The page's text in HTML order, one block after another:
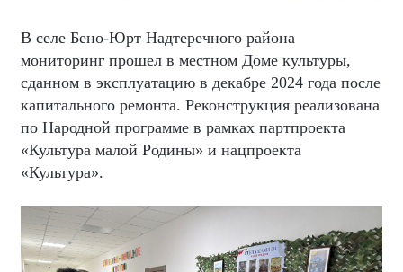
В селе Бено-Юрт Надтеречного района
мониторинг прошел в местном Доме культуры,
сданном в эксплуатацию в декабре 2024 года после
капитального ремонта. Реконструкция реализована
по Народной программе в рамках партпроекта
«Культура малой Родины» и нацпроекта
«Культура».